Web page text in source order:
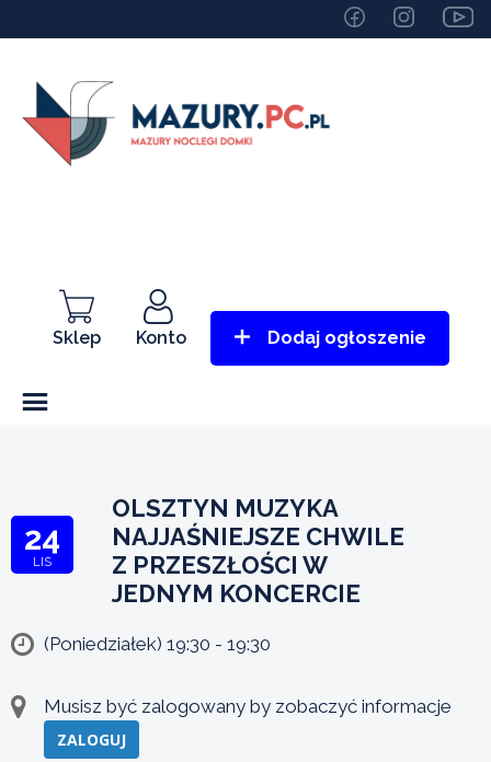
Sklep Konto Dodaj ogłoszenie
24
LIS
OLSZTYN MUZYKA
NAJJAŚNIEJSZE CHWILE
Z PRZESZŁOŚCI W
JEDNYM KONCERCIE
(Poniedziałek) 19:30 - 19:30
Musisz być zalogowany by zobaczyć informacje
ZALOGUJ